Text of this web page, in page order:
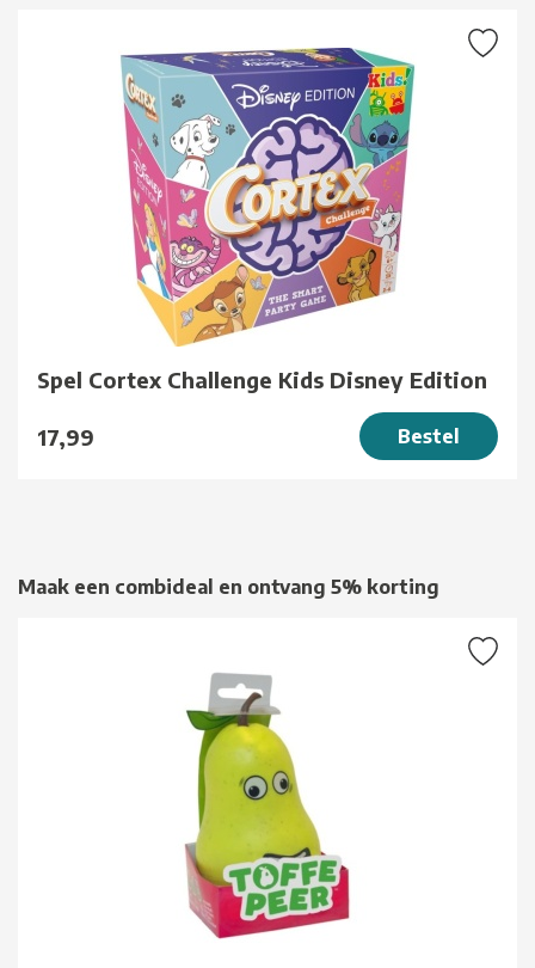
Spel Cortex Challenge Kids Disney Edition
17,99 Bestel
Maak een combideal en ontvang 5% korting